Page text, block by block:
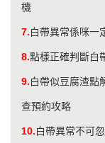
機
7.白帶異常係咪一
8.點樣正確判斷白
9.白帶似豆腐渣點
查預約攻略
10.白帶異常不可